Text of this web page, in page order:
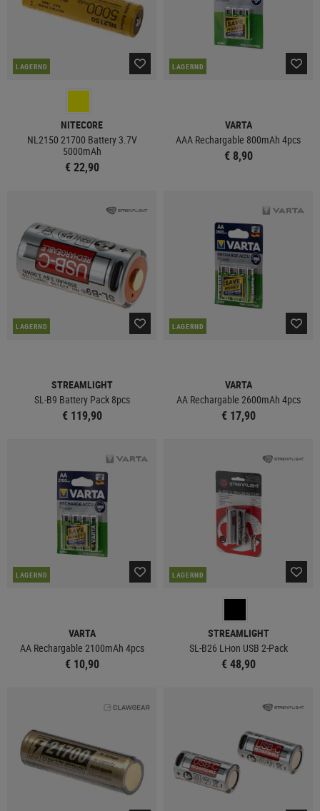
LAGERND
NITECORE
NL2150 21700 Battery 3.7V
5000mAh
€ 22,90
LAGERND
VARTA
AAA Rechargable 800mAh 4pcs
€ 8,90
LAGERND
STREAMLIGHT
SL-B9 Battery Pack 8pcs
€ 119,90
LAGERND
VARTA
AA Rechargable 2600mAh 4pcs
€ 17,90
LAGERND
VARTA
AA Rechargable 2100mAh 4pcs
€ 10,90
LAGERND
STREAMLIGHT
SL-B26 Li-ion USB 2-Pack
€ 48,90